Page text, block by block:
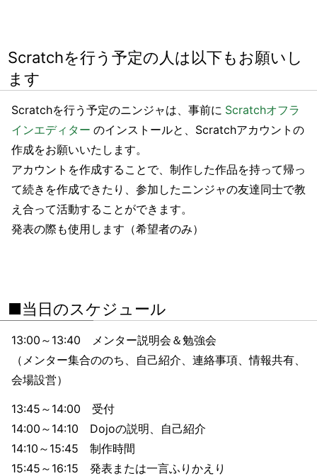
Scratchを行う予定の人は以下もお願いし
ます
Scratchを行う予定のニンジャは、事前に Scratchオフラ
インエディター のインストールと、Scratchアカウントの
作成をお願いいたします。
アカウントを作成することで、制作した作品を持って帰っ
て続きを作成できたり、参加したニンジャの友達同士で教
え合って活動することができます。
発表の際も使用します（希望者のみ）
■当日のスケジュール
13:00～13:40 メンター説明会＆勉強会
（メンター集合ののち、自己紹介、連絡事項、情報共有、
会場設営）
13:45～14:00 受付
14:00～14:10 Dojoの説明、自己紹介
14:10～15:45 制作時間
15:45～16:15 発表または一言ふりかえり